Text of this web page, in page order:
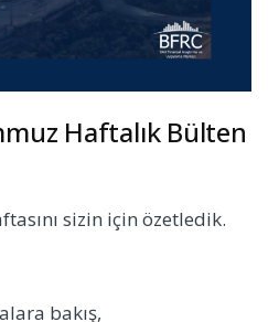
Haftalık Bülten
sizin için özetledik.
bakış,